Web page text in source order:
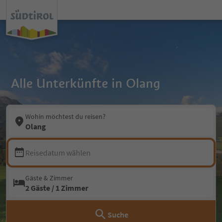
Alle Unterkünfte in Olang
Wohin möchtest du reisen?
Olang
Reisedatum wählen
Gäste & Zimmer
2 Gäste / 1 Zimmer
Suche